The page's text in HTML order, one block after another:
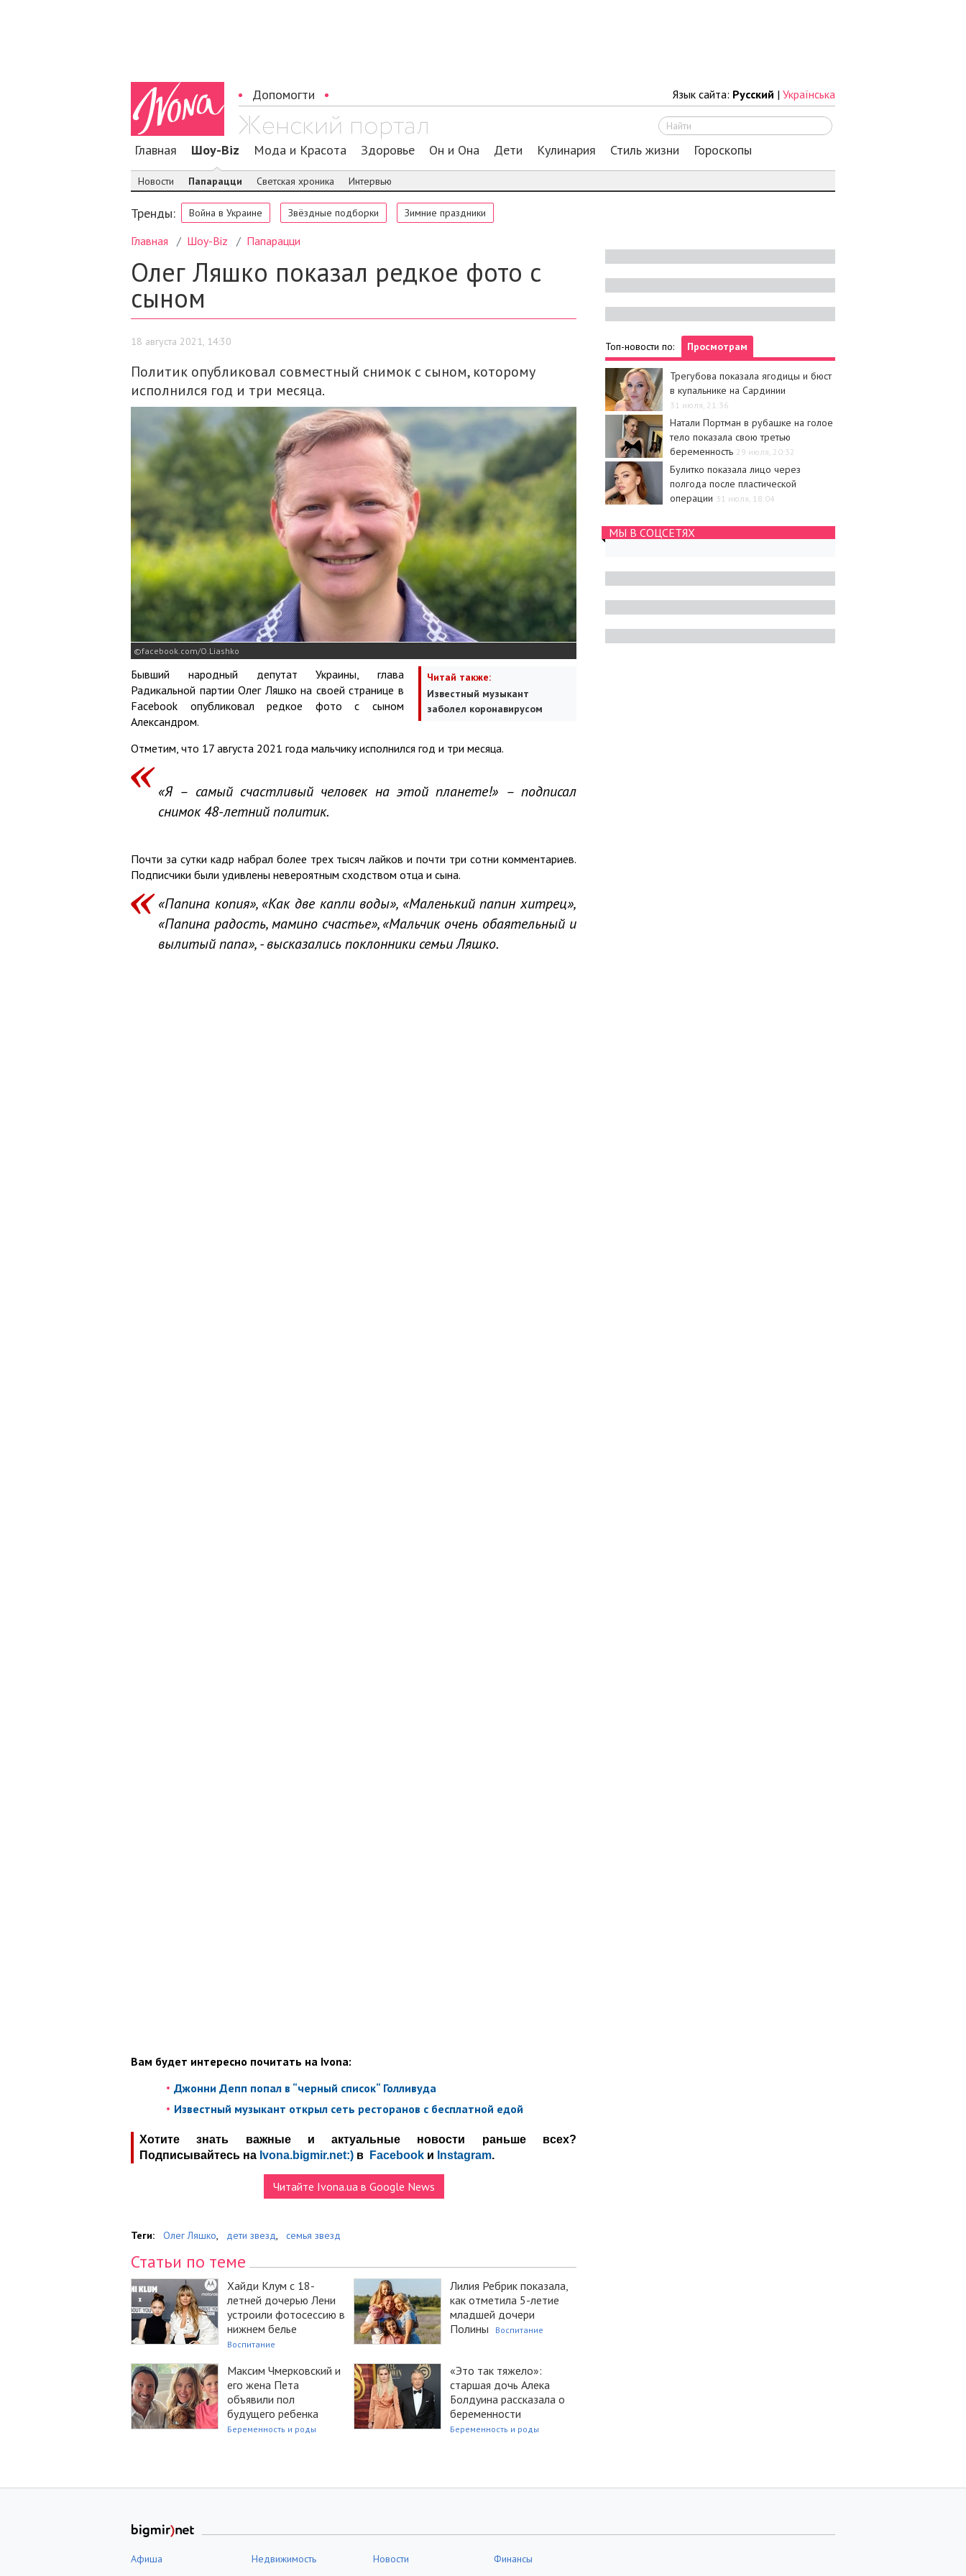
Допомогти Язык сайта: Русский | Українська
Главная Шоу-Biz Мода и Красота Здоровье Он и Она Дети Кулинария Стиль жизни Гороскопы
Новости Папарацци Светская хроника Интервью
Тренды: Война в Украине Звёздные подборки Зимние праздники
Главная Шоу-Biz Папарацци
Олег Ляшко показал редкое фото с
сыном
18 августа 2021, 14:30
Политик опубликовал совместный снимок с сыном, которому
исполнился год и три месяца.
facebook.com/O.Liashko
Читай также:
Известный музыкант
заболел коронавирусом
Бывший народный депутат Украины, глава
Радикальной партии Олег Ляшко на своей странице в
Facebook опубликовал редкое фото с сыном
Александром.
Отметим, что 17 августа 2021 года мальчику исполнился год и три месяца.
«Я – самый счастливый человек на этой планете!» – подписал
снимок 48-летний политик.
Почти за сутки кадр набрал более трех тысяч лайков и почти три сотни комментариев.
Подписчики были удивлены невероятным сходством отца и сына.
«Папина копия», «Как две капли воды», «Маленький папин хитрец»,
«Папина радость, мамино счастье», «Мальчик очень обаятельный и
вылитый папа», - высказались поклонники семьи Ляшко.
Вам будет интересно почитать на Ivona:
Джонни Депп попал в “черный список“ Голливуда
Известный музыкант открыл сеть ресторанов с бесплатной едой
Хотите знать важные и актуальные новости раньше всех?
Подписывайтесь на Ivona.bigmir.net:) в Facebook и Instagram.
Читайте Ivona.ua в Google News
Теги: Олег Ляшко дети звезд семья звезд
Статьи по теме
Хайди Клум с 18-
летней дочерью Лени
устроили фотосессию в
нижнем белье
Воспитание
Лилия Ребрик показала,
как отметила 5-летие
младшей дочери
Полины
Воспитание
Максим Чмерковский и
его жена Пета
объявили пол
будущего ребенка
Беременность и роды
«Это так тяжело»:
старшая дочь Алека
Болдуина рассказала о
беременности
Беременность и роды
Топ-новости по: Просмотрам
Трегубова показала ягодицы и бюст
в купальнике на Сардинии
31 июля, 21:36
Натали Портман в рубашке на голое
тело показала свою третью
беременность 29 июля, 20:32
Булитко показала лицо через
полгода после пластической
операции 31 июля, 18:04
МЫ В СОЦСЕТЯХ
Афиша Недвижимость Новости Финансы